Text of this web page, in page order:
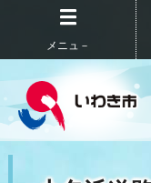
メニュ－